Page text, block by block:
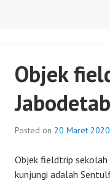
Objek
Posted on 20 Maret 2020
Objek fieldtrip sekolah
kunjungi adalah